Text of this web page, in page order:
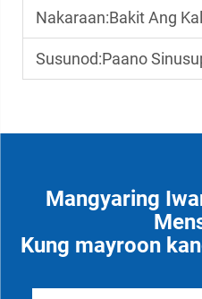
Nakaraan:Bakit Ang Kalidad Ng Mga Itlog Na
Susunod:Paano Sinusuportahan ng mga
Mangyaring
Kung mayroon